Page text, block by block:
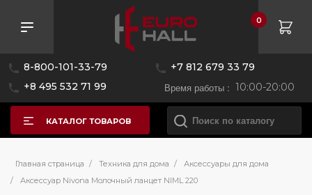
8-800-101-33-79
+7 812 679 33 79
+8 495 532 71 99
Время работы : 10:00-20:00
0
КАТАЛОГ ТОВАРОВ
Главная страница / Техника для дома /
Аксессуары для дома
/
Аксессуар Nivona Молочный ланцет NIML 220